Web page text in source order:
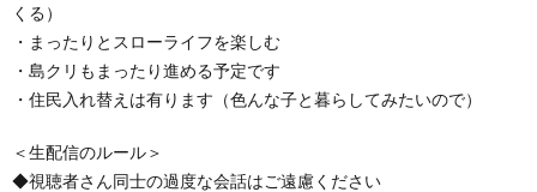
くる）
・まったりとスローライフを楽しむ
・島クリもまったり進める予定です
・住民入れ替えは有ります（色んな子と暮らしてみたいので）
＜生配信のルール＞
◆視聴者さん同士の過度な会話はご遠慮ください